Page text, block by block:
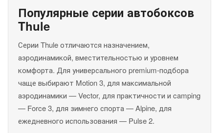
Популярные серии автобоксов
Thule
Серии Thule отличаются назначением,
аэродинамикой, вместительностью и уровнем
комфорта. Для универсального premium-подбора
чаще выбирают Motion 3, для максимальной
аэродинамики — Vector, для практичности и camping
— Force 3, для зимнего спорта — Alpine, для
ежедневного использования — Pulse 2.